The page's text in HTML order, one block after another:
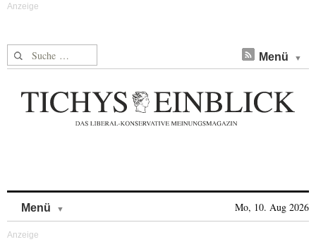
Suche nach: Menü
Menü Mo, 10. Aug 2026